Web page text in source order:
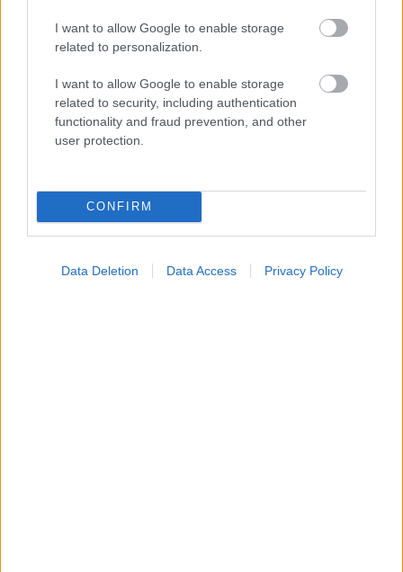
I want to allow Google to enable storage
related to personalization.
I want to allow Google to enable storage
related to security, including authentication
functionality and fraud prevention, and other
user protection.
CONFIRM
Data Deletion Data Access Privacy Policy